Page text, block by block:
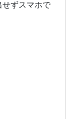
せずスマホで